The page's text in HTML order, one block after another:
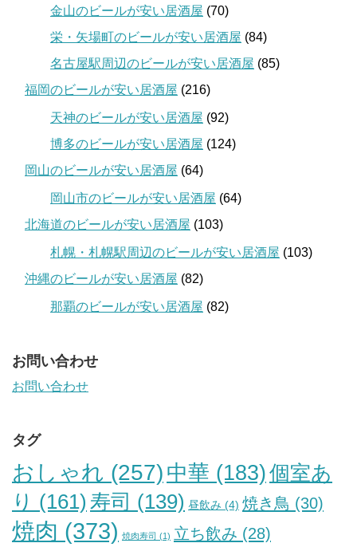
金山のビールが安い居酒屋 (70)
栄・矢場町のビールが安い居酒屋 (84)
名古屋駅周辺のビールが安い居酒屋 (85)
福岡のビールが安い居酒屋 (216)
天神のビールが安い居酒屋 (92)
博多のビールが安い居酒屋 (124)
岡山のビールが安い居酒屋 (64)
岡山市のビールが安い居酒屋 (64)
北海道のビールが安い居酒屋 (103)
札幌・札幌駅周辺のビールが安い居酒屋 (103)
沖縄のビールが安い居酒屋 (82)
那覇のビールが安い居酒屋 (82)
お問い合わせ
お問い合わせ
タグ
おしゃれ (257) 中華 (183)個室あ
り (161) 寿司 (139) 昼飲み (4) 焼き鳥 (30)
焼肉 (373) 焼肉寿司 (1) 立ち飲み (28)